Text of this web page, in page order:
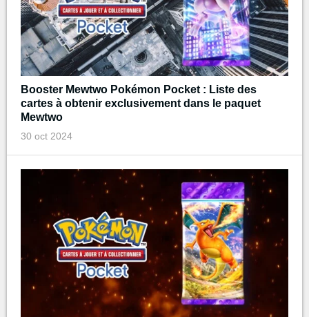
Booster Mewtwo Pokémon Pocket : Liste des
cartes à obtenir exclusivement dans le paquet
Mewtwo
30 oct 2024